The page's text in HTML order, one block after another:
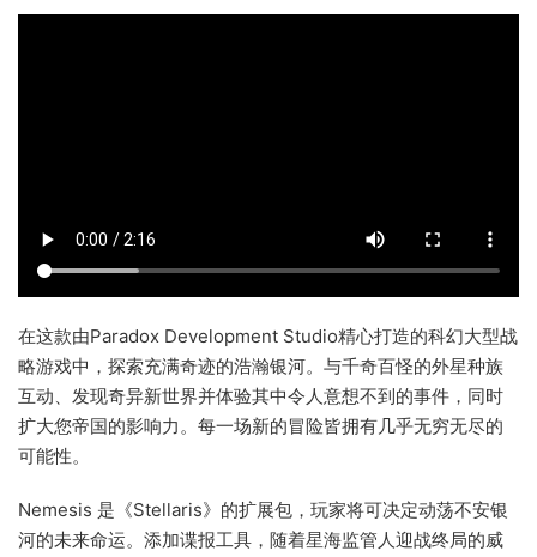
在这款由Paradox Development Studio精心打造的科幻大型战
略游戏中，探索充满奇迹的浩瀚银河。与千奇百怪的外星种族
互动、发现奇异新世界并体验其中令人意想不到的事件，同时
扩大您帝国的影响力。每一场新的冒险皆拥有几乎无穷无尽的
可能性。
Nemesis 是《Stellaris》的扩展包，玩家将可决定动荡不安银
河的未来命运。添加谍报工具，随着星海监管人迎战终局的威